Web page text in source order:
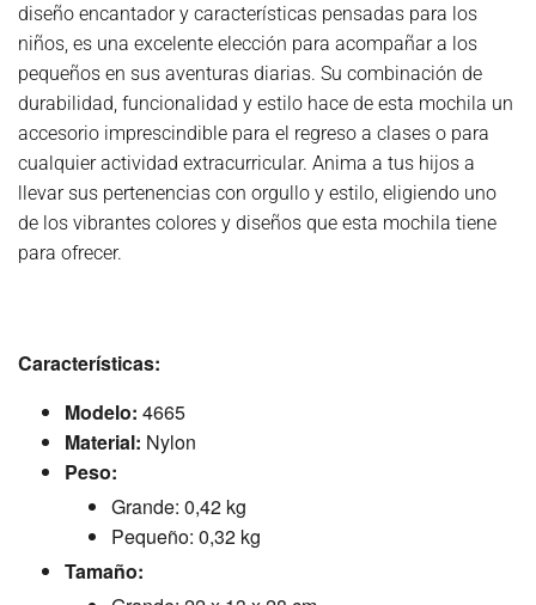
diseño encantador y características pensadas para los
niños, es una excelente elección para acompañar a los
pequeños en sus aventuras diarias. Su combinación de
durabilidad, funcionalidad y estilo hace de esta mochila un
accesorio imprescindible para el regreso a clases o para
cualquier actividad extracurricular. Anima a tus hijos a
llevar sus pertenencias con orgullo y estilo, eligiendo uno
de los vibrantes colores y diseños que esta mochila tiene
para ofrecer.
Características:
Modelo: 4665
Material: Nylon
Peso:
Grande: 0,42 kg
Pequeño: 0,32 kg
Tamaño: